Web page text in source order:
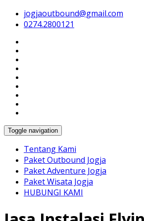
Paket Outbound
Harga Paket Wisata Outbound
jogjaoutbound@gmail.com
0274.2800121
Toggle navigation
Tentang Kami
Paket Outbound Jogja
Paket Adventure Jogja
Paket Wisata Jogja
HUBUNGI KAMI